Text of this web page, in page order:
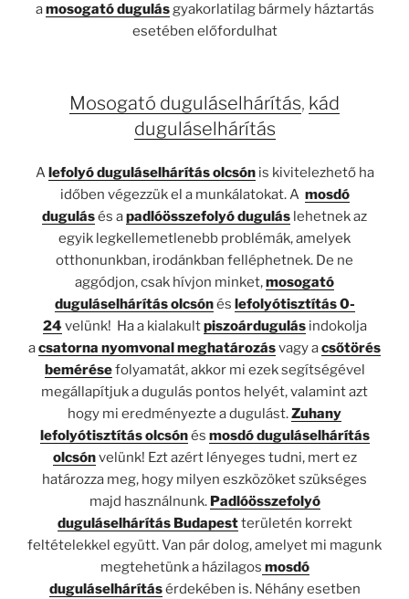
amosogató dugulásgyakorlatilag bármely háztartás
esetében előfordulhat
Mosogató duguláselhárítás, kád
duguláselhárítás
A lefolyó duguláselhárítás olcsónis kivitelezhető ha
időben végezzük el a munkálatokat. A mosdó
dugulásés apadlóösszefolyó dugulás lehetnek az
egyik legkellemetlenebb problémák, amelyek
otthonunkban, irodánkban felléphetnek. De ne
aggódjon, csak hívjon minket,mosogató
duguláselhárítás olcsónés lefolyótisztítás 0-
24 velünk! Ha a kialakultpiszoárdugulásindokolja
acsatorna nyomvonal meghatározásvagy acsőtörés
bemérésefolyamatát, akkor mi ezek segítségével
megállapítjuk a dugulás pontos helyét, valamint azt
hogy mi eredményezte a dugulást.Zuhany
lefolyótisztítás olcsónés mosdó duguláselhárítás
olcsónvelünk! Ezt azért lényeges tudni, mert ez
határozza meg, hogy milyen eszközöket szükséges
majd használnunk. Padlóösszefolyó
duguláselhárítás Budapestterületén korrekt
feltételekkel együtt. Van pár dolog, amelyet mi magunk
megtehetünk a házilagos mosdó
duguláselhárításérdekében is. Néhány esetben